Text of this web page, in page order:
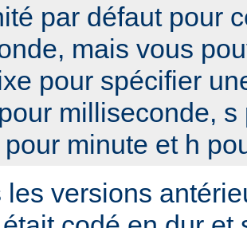
par défaut pour
mais vous
pour spécifier
milliseconde,
pour minute et h
les versions